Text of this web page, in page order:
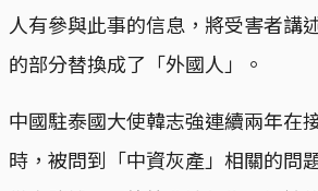
人有參與此事的信息，將受害者講
的部分替換成了「外國人」。
中國駐泰國大使韓志強連續兩年在
時，被問到「中資灰產」相關的問